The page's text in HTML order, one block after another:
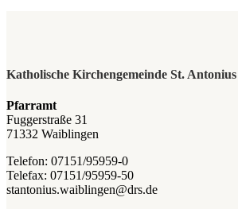
Katholische Kirchengemeinde St.
Pfarramt
Fuggerstraße 31
71332 Waiblingen
Telefon: 07151/95959-0
Telefax: 07151/95959-50
stantonius.waiblingen@drs.de